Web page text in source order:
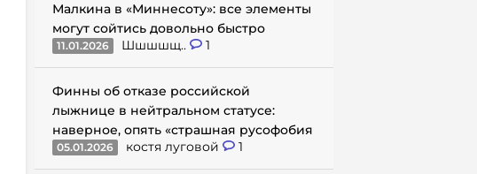
Малкина в «Миннесоту»: все элементы
могут сойтись довольно быстро
11.01.2026 Шшшшщ.. 1
Финны об отказе российской
лыжнице в нейтральном статусе:
наверное, опять «страшная русофобия
05.01.2026 костя луговой 1